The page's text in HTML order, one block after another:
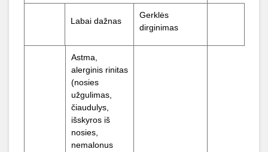
Labai dažnas
Gerklės
dirginimas
Astma,
alerginis rinitas
(nosies
užgulimas,
čiaudulys,
išskyros iš
nosies,
nemalonus